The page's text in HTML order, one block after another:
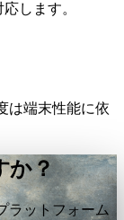
します。
は端末性能に依
か？
ラットフォーム